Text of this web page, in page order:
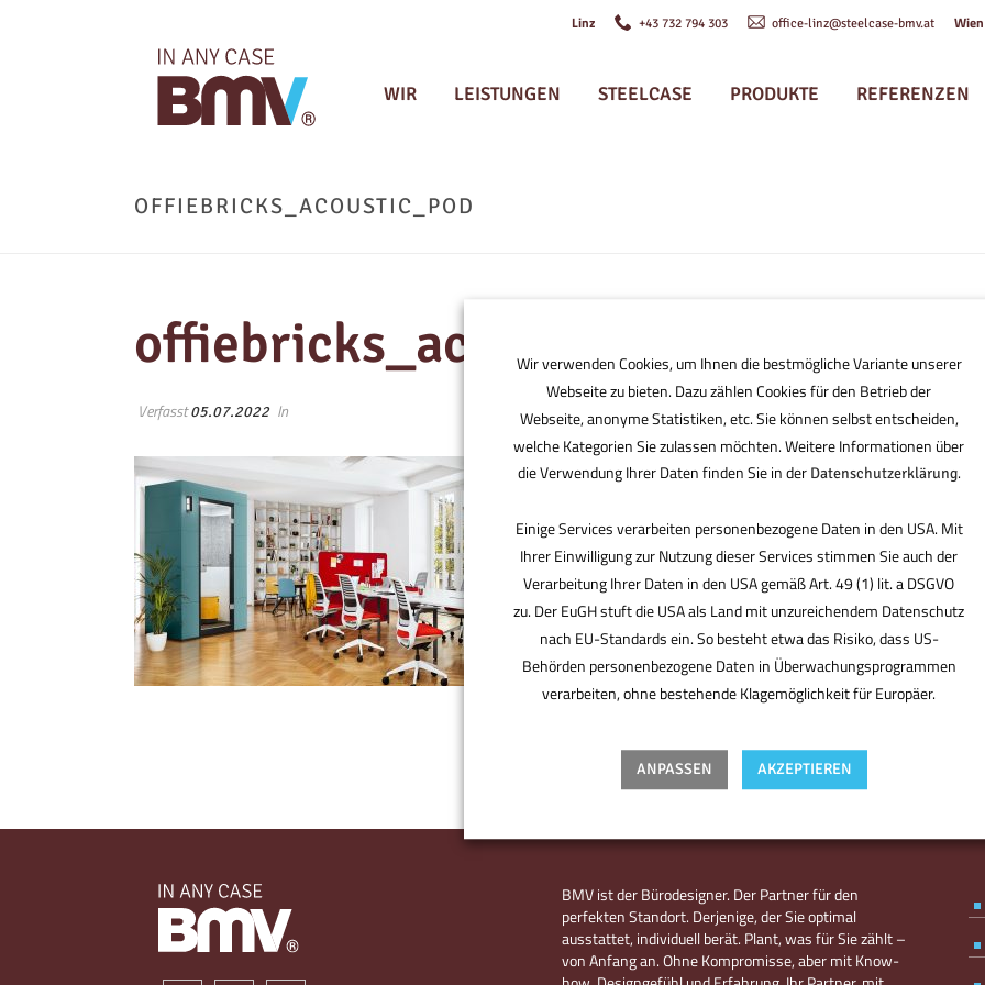
Linz +43 732 794 303 office-linz@steelcase-bmv.at Wien
WIR LEISTUNGEN STEELCASE PRODUKTE REFERENZEN
OFFIEBRICKS_ACOUSTIC_POD
offiebricks_acoustic_pod
Verfasst05.07.2022 In
BMV ist der Bürodesigner. Der Partner für den
perfekten Standort. Derjenige, der Sie optimal
ausstattet, individuell berät. Plant, was für Sie zählt –
von Anfang an. Ohne Kompromisse, aber mit Know-
Wir verwenden Cookies, um Ihnen die bestmögliche Variante unserer
Webseite zu bieten. Dazu zählen Cookies für den Betrieb der
Webseite, anonyme Statistiken, etc. Sie können selbst entscheiden,
welche Kategorien Sie zulassen möchten. Weitere Informationen über
die Verwendung Ihrer Daten finden Sie in der Datenschutzerklärung.
Einige Services verarbeiten personenbezogene Daten in den USA. Mit
Ihrer Einwilligung zur Nutzung dieser Services stimmen Sie auch der
Verarbeitung Ihrer Daten in den USA gemäß Art. 49 (1) lit. a DSGVO
zu. Der EuGH stuft die USA als Land mit unzureichendem Datenschutz
nach EU-Standards ein. So besteht etwa das Risiko, dass US-
Behörden personenbezogene Daten in Überwachungsprogrammen
verarbeiten, ohne bestehende Klagemöglichkeit für Europäer.
ANPASSEN AKZEPTIEREN